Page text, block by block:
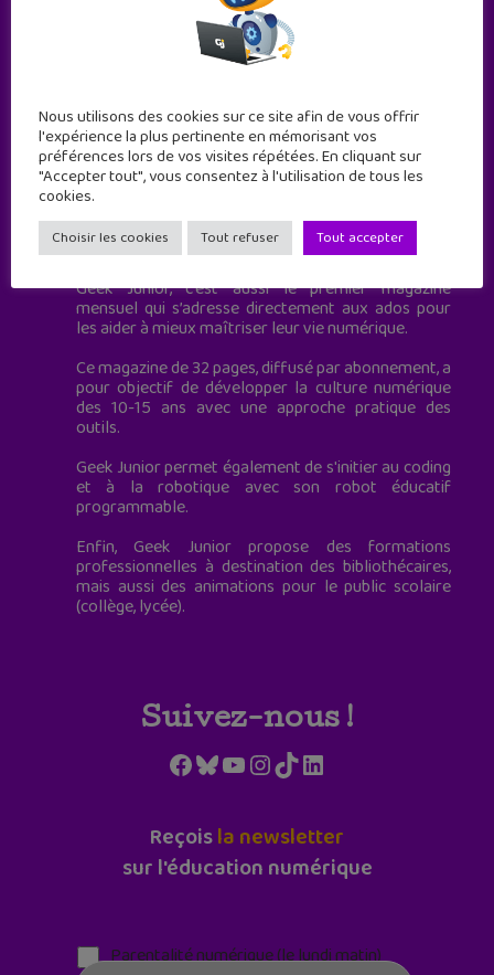
Geek Junior est le premier site de culture numérique
à destination des adolescents.
Geek Junior, c’est aussi le premier magazine
mensuel qui s’adresse directement aux ados pour
les aider à mieux maîtriser leur vie numérique.
Ce magazine de 32 pages, diffusé par abonnement, a
pour objectif de développer la culture numérique
des 10-15 ans avec une approche pratique des
outils.
Geek Junior permet également de s'initier au coding
et à la robotique avec son robot éducatif
programmable.
Enfin, Geek Junior propose des formations
professionnelles à destination des bibliothécaires,
mais aussi des animations pour le public scolaire
(collège, lycée).
Suivez-nous !
Facebook
Bluesky
YouTube
Instagram
TikTokLinkedIn
Reçoisla newsletter
sur l'éducation numérique
Parentalité numérique (le lundi matin)
Nous utilisons des cookies sur ce site afin de vous offrir
l'expérience la plus pertinente en mémorisant vos
préférences lors de vos visites répétées. En cliquant sur
"Accepter tout", vous consentez à l'utilisation de tous les
cookies.
Choisir les cookies Tout refuser Tout accepter